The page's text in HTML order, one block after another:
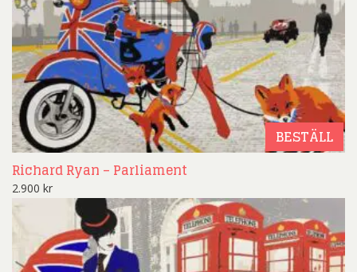
BESTÄLL
Richard Ryan – Parliament
2.900 kr